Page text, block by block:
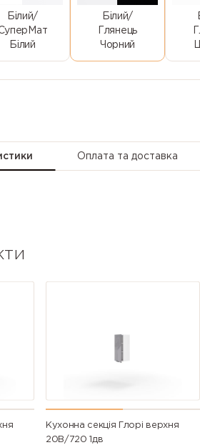
Білий/
Білий
Білий/
Глянець
Чорний
Оплата та доставка
Кухонна секція Глорі верхня
20В/720 1дв